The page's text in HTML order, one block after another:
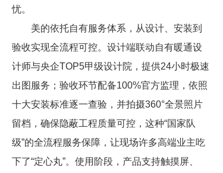
忧。
美的依托自有服务体系，从设计、安装到
验收实现全流程可控。设计端联动自有暖通设
计师与央企TOP5甲级设计院，提供24小时极速
出图服务；验收环节配备100%官方监理，依照
十大安装标准逐一查验，并拍摄360°全景照片
留档，确保隐蔽工程质量可控，这种“国家队
级”的全流程服务保障，让现场许多高端业主吃
下了“定心丸”。使用阶段，产品支持触摸屏、